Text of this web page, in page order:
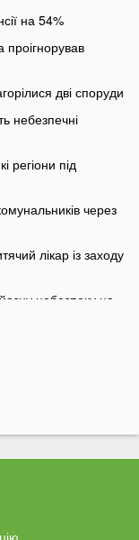
на 54%
проігнорував
дві споруди
небезпечні
регіони під
через
лікар із заходу
небезпеку на
з Волині
волиняни